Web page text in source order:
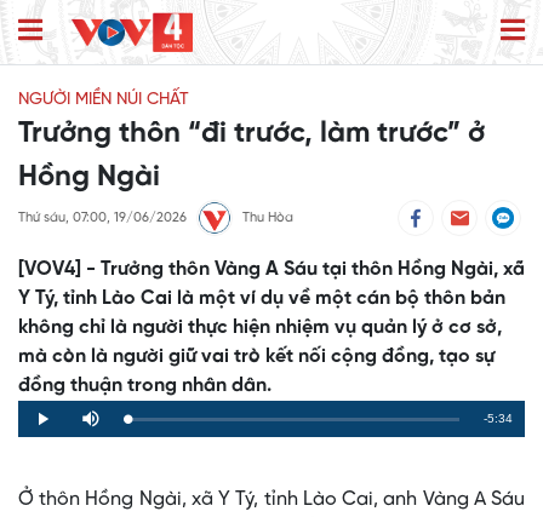
NGƯỜI MIỀN NÚI CHẤT
Trưởng thôn “đi trước, làm trước” ở
Hồng Ngài
Thứ sáu, 07:00, 19/06/2026 Thu Hòa
[VOV4] - Trưởng thôn Vàng A Sáu tại thôn Hồng Ngài, xã
Y Tý, tỉnh Lào Cai là một ví dụ về một cán bộ thôn bản
không chỉ là người thực hiện nhiệm vụ quản lý ở cơ sở,
mà còn là người giữ vai trò kết nối cộng đồng, tạo sự
đồng thuận trong nhân dân.
Play Mute Loaded:
0%
Progress:
0%
Remaining
-5:34
Ở thôn Hồng Ngài, xã Y Tý, tỉnh Lào Cai, anh Vàng A Sáu